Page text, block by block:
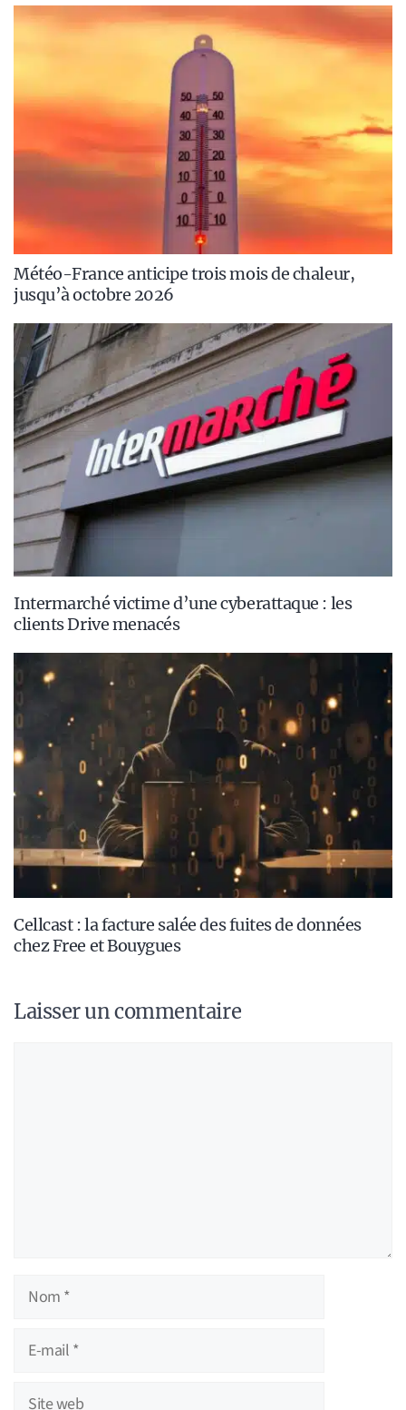
Météo-France anticipe trois mois de chaleur,
jusqu’à octobre 2026
Intermarché victime d’une cyberattaque : les
clients Drive menacés
Cellcast : la facture salée des fuites de données
chez Free et Bouygues
Laisser un commentaire
Nom
Site